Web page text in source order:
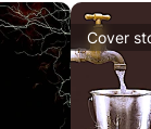
Cover